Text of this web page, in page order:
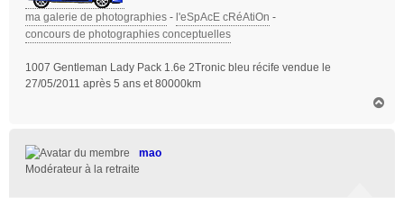
ma galerie de photographies - l'eSpAcE cRéAtiOn -
concours de photographies conceptuelles
1007 Gentleman Lady Pack 1.6e 2Tronic bleu récife vendue le
27/05/2011 après 5 ans et 80000km
mao
Modérateur à la retraite